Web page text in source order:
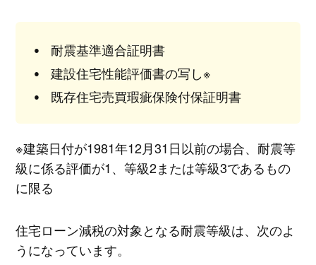
耐震基準適合証明書
建設住宅性能評価書の写し※
既存住宅売買瑕疵保険付保証明書
※建築日付が1981年12月31日以前の場合、耐震等
級に係る評価が1、等級2または等級3であるもの
に限る
住宅ローン減税の対象となる耐震等級は、次のよ
うになっています。